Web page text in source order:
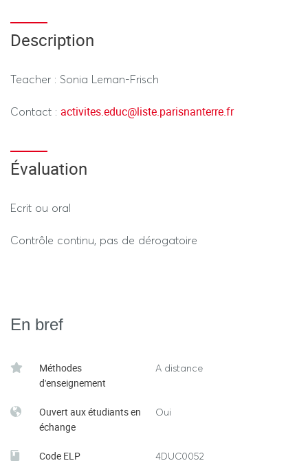
Description
Teacher : Sonia Leman-Frisch
Contact : activites.educ@liste.parisnanterre.fr
Évaluation
Ecrit ou oral
Contrôle continu, pas de dérogatoire
En bref
Méthodes
d'enseignement
A distance
Ouvert aux étudiants en
échange
Oui
Code ELP 4DUC0052